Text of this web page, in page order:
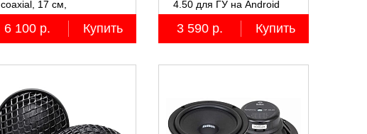
coaxial, 17 см,
коаксиальные
двухполосные, 2 шт.
6 100 р. Купить
4.50 для ГУ на Android
3 590 р. Купить